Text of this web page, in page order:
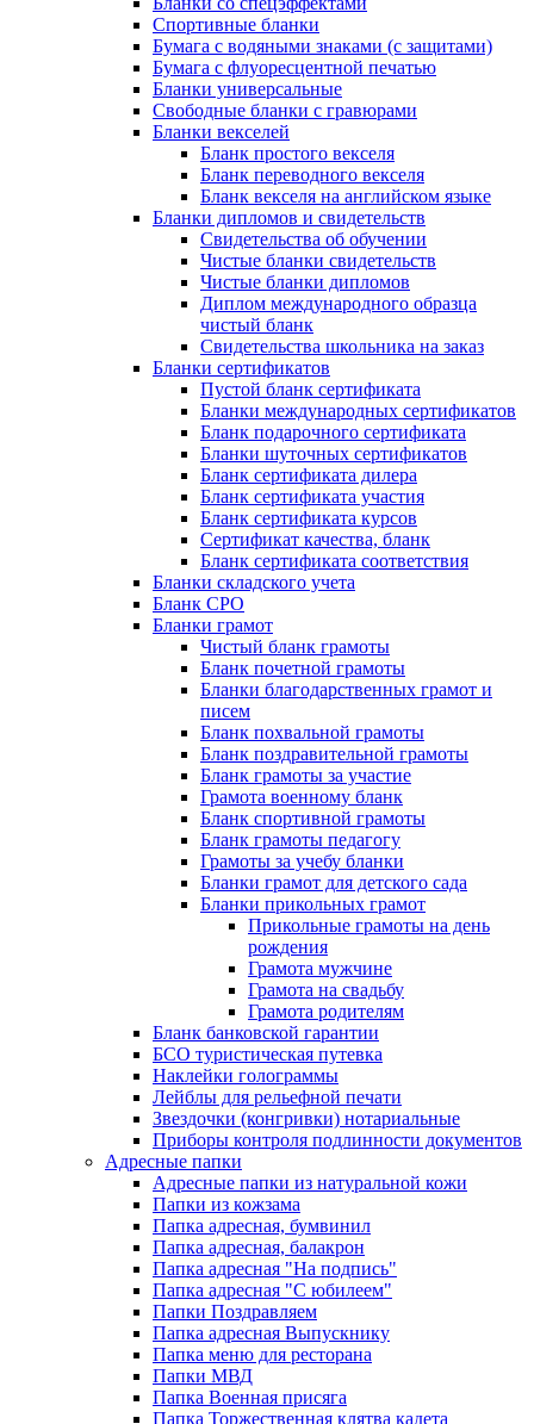
Спортивные бланки
Бумага с водяными знаками (с защитами)
Бумага с флуоресцентной печатью
Бланки универсальные
Свободные бланки с гравюрами
Бланки векселей
Бланк простого векселя
Бланк переводного векселя
Бланк векселя на английском языке
Бланки дипломов и свидетельств
Свидетельства об обучении
Чистые бланки свидетельств
Чистые бланки дипломов
Диплом международного образца
чистый бланк
Свидетельства школьника на заказ
Бланки сертификатов
Пустой бланк сертификата
Бланки международных сертификатов
Бланк подарочного сертификата
Бланки шуточных сертификатов
Бланк сертификата дилера
Бланк сертификата участия
Бланк сертификата курсов
Сертификат качества, бланк
Бланк сертификата соответствия
Бланки складского учета
Бланк СРО
Бланки грамот
Чистый бланк грамоты
Бланк почетной грамоты
Бланки благодарственных грамот и
писем
Бланк похвальной грамоты
Бланк поздравительной грамоты
Бланк грамоты за участие
Грамота военному бланк
Бланк спортивной грамоты
Бланк грамоты педагогу
Грамоты за учебу бланки
Бланки грамот для детского сада
Бланки прикольных грамот
Прикольные грамоты на день
рождения
Грамота мужчине
Грамота на свадьбу
Грамота родителям
Бланк банковской гарантии
БСО туристическая путевка
Наклейки голограммы
Лейблы для рельефной печати
Звездочки (конгривки) нотариальные
Приборы контроля подлинности документов
Адресные папки
Адресные папки из натуральной кожи
Папки из кожзама
Папка адресная, бумвинил
Папка адресная, балакрон
Папка адресная "На подпись"
Папка адресная "C юбилеем"
Папки Поздравляем
Папка адресная Выпускнику
Папка меню для ресторана
Папки МВД
Папка Военная присяга
Папка Торжественная клятва кадета